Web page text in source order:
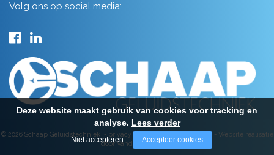
Volg ons op social media:
© 2026 Schaap Geluidstechniek - privacy - algemene voorwaarden- Website realisatie
door Vanderperk Groep
Deze website maakt gebruik van cookies voor tracking en
analyse. Lees verder
Niet accepteren Accepteer cookies